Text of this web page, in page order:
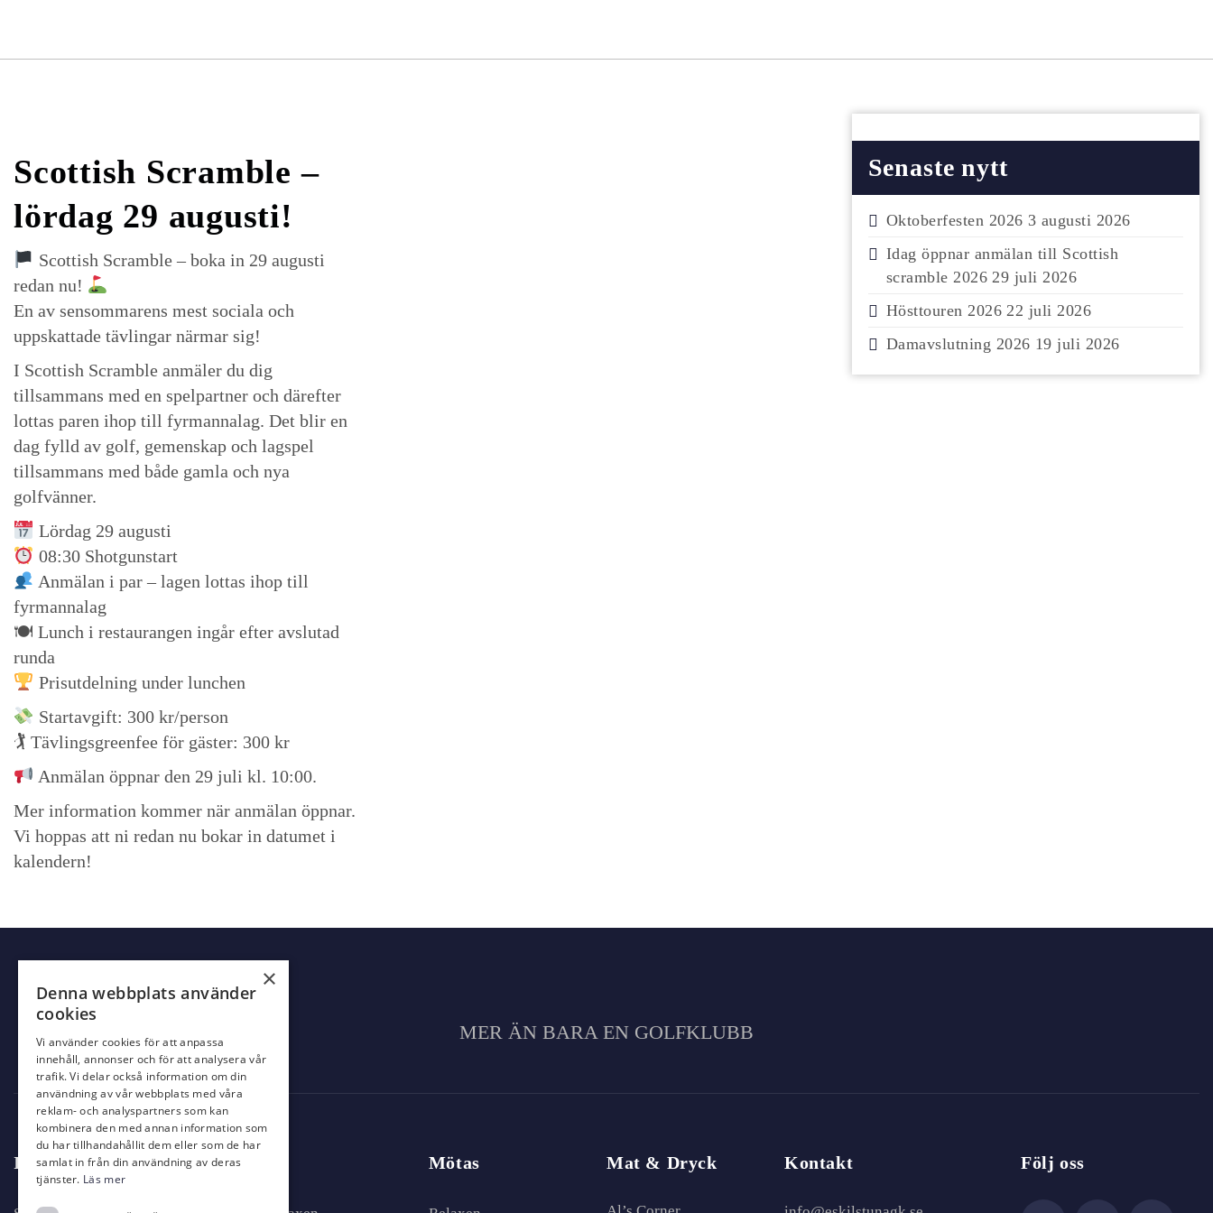
Scottish Scramble –
lördag 29 augusti!
Scottish Scramble – boka in 29 augusti
redan nu!
En av sensommarens mest sociala och
uppskattade tävlingar närmar sig!
I Scottish Scramble anmäler du dig
tillsammans med en spelpartner och därefter
lottas paren ihop till fyrmannalag. Det blir en
dag fylld av golf, gemenskap och lagspel
tillsammans med både gamla och nya
golfvänner.
Lördag 29 augusti
08:30 Shotgunstart
Anmälan i par – lagen lottas ihop till
fyrmannalag
🍽 Lunch i restaurangen ingår efter avslutad
runda
Prisutdelning under lunchen
Startavgift: 300 kr/person
🏌️ Tävlingsgreenfee för gäster: 300 kr
Anmälan öppnar den 29 juli kl. 10:00.
Mer information kommer när anmälan öppnar.
Vi hoppas att ni redan nu bokar in datumet i
kalendern!
Senaste nytt
Oktoberfesten 2026 3 augusti 2026
Idag öppnar anmälan till Scottish
scramble 2026 29 juli 2026
Hösttouren 2026 22 juli 2026
Damavslutning 2026 19 juli 2026
MER ÄN BARA EN GOLFKLUBB
Information Mötas Mat & Dryck Kontakt Följ oss
×
Denna webbplats använder
cookies
Vi använder cookies för att anpassa
innehåll, annonser och för att analysera vår
trafik. Vi delar också information om din
användning av vår webbplats med våra
reklam- och analyspartners som kan
kombinera den med annan information som
du har tillhandahållit dem eller som de har
samlat in från din användning av deras
tjänster. Läs mer